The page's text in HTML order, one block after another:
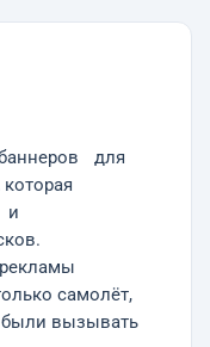
для
и
самолёт,
вызывать